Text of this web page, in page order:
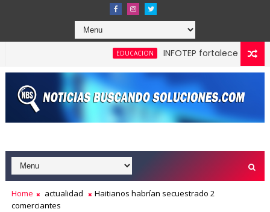
EDUCACION INFOTEP fortalece la cultura
Home actualidad
Haitianos habrían secuestrado 2
comerciantes